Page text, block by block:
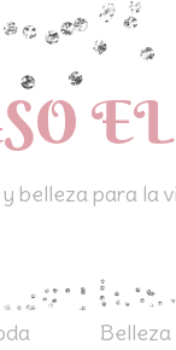
belleza para la
Belleza